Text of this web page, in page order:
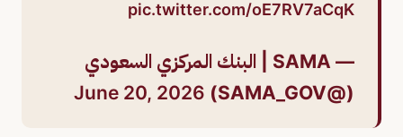
pic.twitter.com/oE7RV7aCqK
— SAMA | البنك المركزي السعودي
(@SAMA_GOV)
June 20, 2026